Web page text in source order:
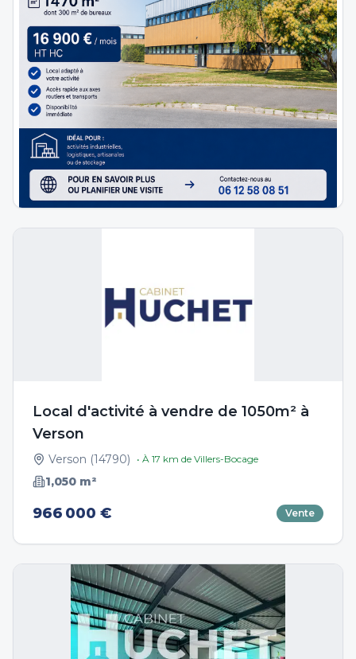
Local d'activité à vendre de 1050m² à
Verson
Verson (14790) • À 17 km de Villers-Bocage
1,050 m²
966 000 € Vente